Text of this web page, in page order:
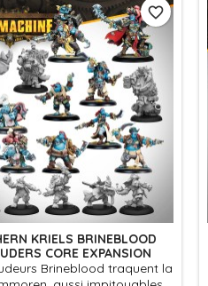
KRIELS BRINEBLOOD
CORE EXPANSION
Brineblood traquent la
favorite_border